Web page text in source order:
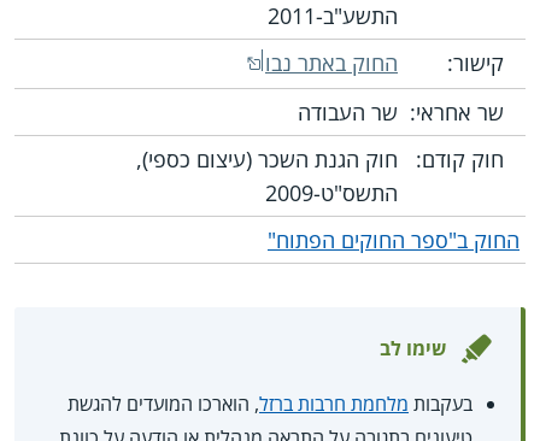
התשע"ב-2011
קישור:
החוק באתר נבו
שר אחראי: שר העבודה
חוק קודם:
חוק הגנת השכר (עיצום כספי),
התשס"ט-2009
החוק ב"ספר החוקים הפתוח"
שימו לב
בעקבות מלחמת חרבות ברזל, הוארכו המועדים להגשת